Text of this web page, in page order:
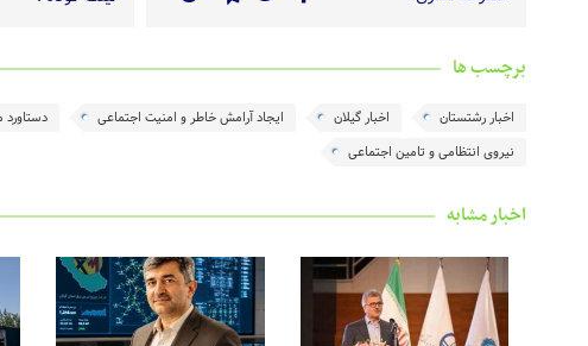
برچسب ها
اخبار رشتستان اخبار گیلان ایجاد آرامش خاطر و امنیت اجتماعی
نیروی انتظامی و تامین اجتماعی
اخبار مشابه